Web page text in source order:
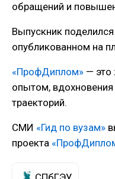
обращений и
Выпускник
опубликованном на
«ПрофДиплом» — это
опытом,
траекторий.
СМИ «Гид по вузам»
проекта